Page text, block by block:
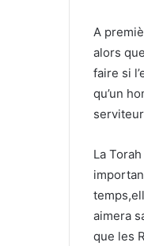
A
alors
faire si
qu’un
La
aimera
que les